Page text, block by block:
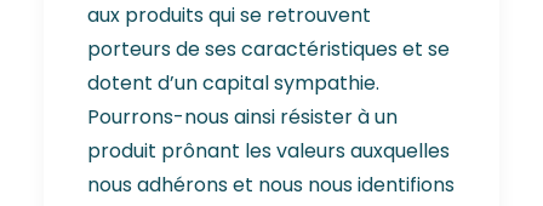
aux produits qui se retrouvent
porteurs de ses caractéristiques et se
dotent d’un capital sympathie.
Pourrons-nous ainsi résister à un
produit prônant les valeurs auxquelles
nous adhérons et nous nous identifions